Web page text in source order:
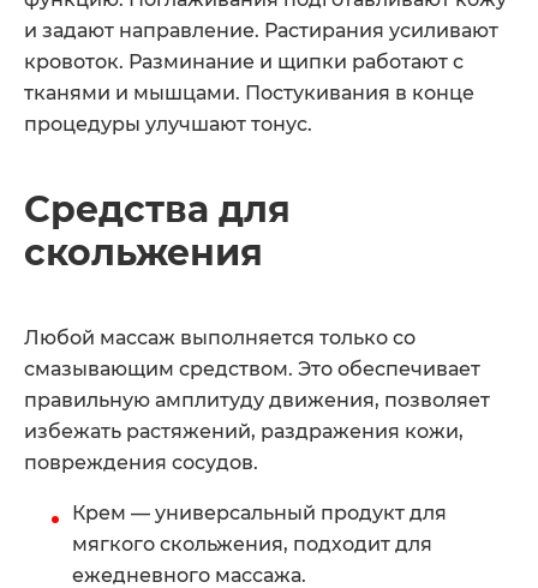
и задают направление. Растирания усиливают
кровоток. Разминание и щипки работают с
тканями и мышцами. Постукивания в конце
процедуры улучшают тонус.
Средства для
скольжения
Любой массаж выполняется только со
смазывающим средством. Это обеспечивает
правильную амплитуду движения, позволяет
избежать растяжений, раздражения кожи,
повреждения сосудов.
Крем — универсальный продукт для
мягкого скольжения, подходит для
ежедневного массажа.